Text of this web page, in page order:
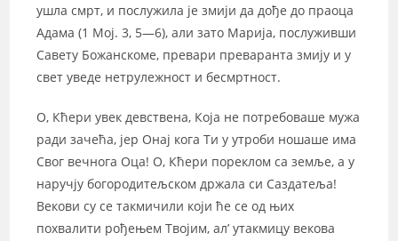
ушла смрт, и послужила је змији да дође до праоца
Адама (1 Мој. 3, 5—6), али зато Марија, послуживши
Савету Божанскоме, превари преваранта змију и у
свет уведе нетрулежност и бесмртност.
О, Кћери увек девствена, Која не потребоваше мужа
ради зачећа, јер Онај кога Ти у утроби ношаше има
Свог вечнога Оца! О, Кћери пореклом са земље, а у
наручју богородитељском држала си Саздатеља!
Векови су се такмичили који ће се од њих
похвалити рођењем Твојим, ал’ утакмицу векова